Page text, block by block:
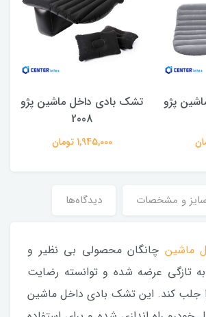
پژو
تشک بادی داخل ماشین پژو
2008
1,945,000 تومان
سایز و مشخصات دیدگاه‌ها
ماشین چانگان محصولی بی نظیر و
تازگی عرضه شده و توانسته رضایت
جلب کند. این تشک بادی داخل ماشین